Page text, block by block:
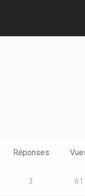
Réponses
3 61